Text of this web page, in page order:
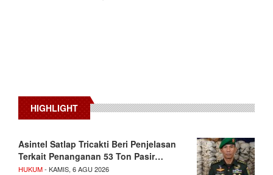
HIGHLIGHT
Asintel Satlap Tricakti Beri Penjelasan
Terkait Penanganan 53 Ton Pasir…
HUKUM- KAMIS, 6 AGU 2026